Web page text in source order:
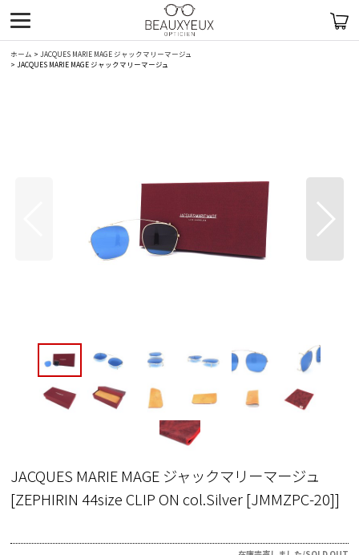
ホーム > JACQUES MARIE MAGE ジャックマリーマージュ
> JACQUES MARIE MAGE ジャックマリーマージュ
JACQUES MARIE MAGE ジャックマリーマージュ
[ZEPHIRIN 44size CLIP ON col.Silver [JMMZPC-20]]